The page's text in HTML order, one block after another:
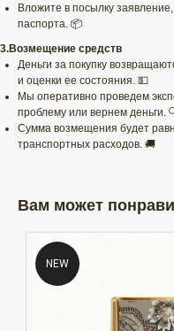
Вложите в посылку заявление,
паспорта. 📦
3.Возмещение средств
Деньги за покупку
и оценки ее состояния. 💵
Мы оперативно проведем
проблему или вернем деньги.
Сумма возмещения будет
транспортных расходов. 🚚
Вам может
NEW